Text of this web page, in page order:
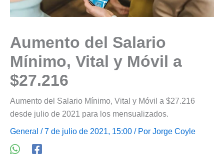
Aumento del Salario
Mínimo, Vital y Móvil a
$27.216
Aumento del Salario Mínimo, Vital y Móvil a $27.216
desde julio de 2021 para los mensualizados.
General / 7 de julio de 2021, 15:00 / Por Jorge Coyle